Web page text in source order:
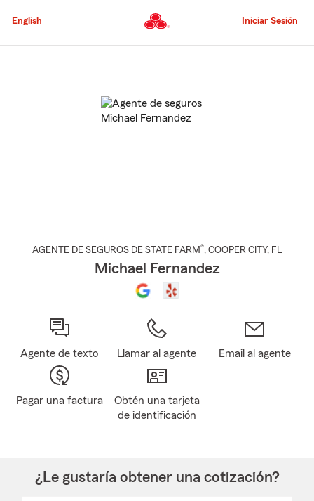
al
principal
English Iniciar Sesión
AGENTE DE SEGUROS DE STATE FARM®, COOPER CITY, FL
Michael Fernandez
Agente de texto Llamar al agente Email al agente
Pagar una factura
Obtén una tarjeta
de identificación
¿Le gustaría obtener una cotización?